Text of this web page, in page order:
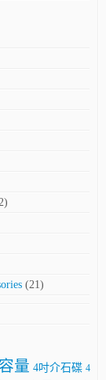
(21)
量 4吋介石碟 4